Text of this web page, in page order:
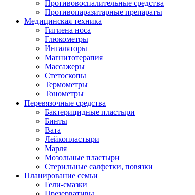
Противовоспалительные средства
Противопаразитарные препараты
Медицинская техника
Гигиена носа
Глюкометры
Ингаляторы
Магнитотерапия
Массажеры
Стетоскопы
Термометры
Тонометры
Перевязочные средства
Бактерицидные пластыри
Бинты
Вата
Лейкопластыри
Марля
Мозольные пластыри
Стерильные салфетки, повязки
Планирование семьи
Гели-смазки